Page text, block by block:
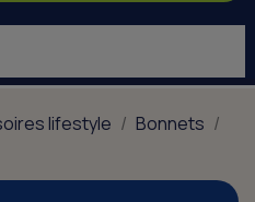
lifestyle
Bonnets